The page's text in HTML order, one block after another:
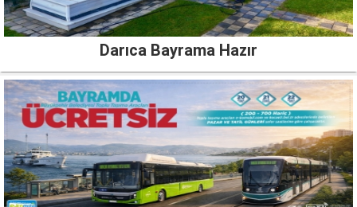
Darıca Bayrama Hazır